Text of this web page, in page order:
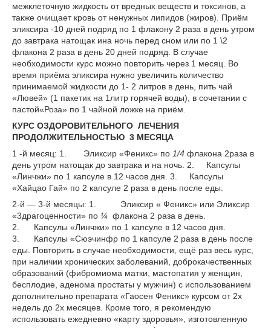
межклеточную жидкость от вредных веществ и токсинов, а
также очищает кровь от ненужных липидов (жиров). Приём
эликсира -10 дней подряд по 1 флакону 2 раза в день утром
до завтрака натощак ина ночь перед сном или по 1 \2
флакона 2 раза в день 20 дней подряд. В случае
необходимости курс можно повторить через 1 месяц. Во
время приёма эликсира нужно увеличить количество
принимаемой жидкости до 1- 2 литров в день, пить чай
«Лювей» (1 пакетик на 1литр горячей воды), в сочетании с
пастой«Роза» по 1 чайной ложке на приём.
КУРС ОЗДОРОВИТЕЛЬНОГО ЛЕЧЕНИЯ
ПРОДОЛЖИТЕЛЬНОСТЬЮ 3 МЕСЯЦА
1 -й месяц: 1. Эликсир «Феникс» по 1/4 флакона 2раза в
день утром натощак до завтрака и на ночь. 2. Капсулы
«Линчжи» по 1 капсуле в 12 часов дня. 3. Капсулы
«Хайцао Гай» по 2 капсуле 2 раза в день после еды.
2-й — 3-й месяцы: 1. Эликсир « Феникс» или Эликсир
«3драгоценности» по ¼ флакона 2 раза в день.
2. Капсулы «Линчжи» по 1 капсуле в 12 часов дня.
3. Капсулы «Сюэчинфр по 1 капсуле 2 раза в день после
еды. Повторить в случае необходимости, ещё раз весь курс,
при наличии хронических заболеваний, доброкачественных
образований (фибромиома матки, мастопатия у женщин,
бесплодие, аденома простаты у мужчин) с использованием
дополнительно препарата «Гаосен Феникс» курсом от 2х
недель до 2х месяцев. Кроме того, я рекомендую
использовать ежедневно «карту здоровья», изготовленную